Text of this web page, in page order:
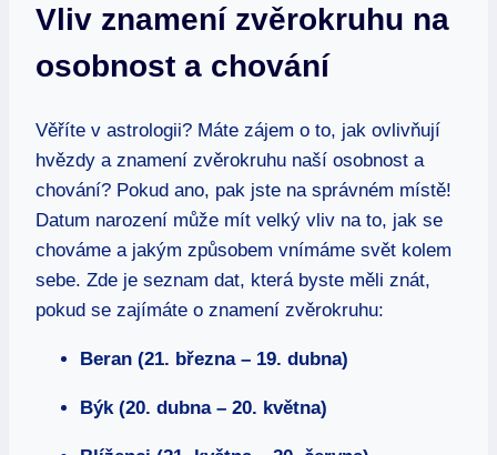
Vliv⁤ znamení zvěrokruhu na‌
osobnost a ‌chování
Věříte v astrologii? Máte zájem o to, ⁢jak ovlivňují
hvězdy a ⁤znamení zvěrokruhu naší osobnost a
chování?‍ Pokud ano, pak jste na ‌správném místě!
Datum narození může mít velký ‌vliv na to,⁤ jak se
chováme‌ a jakým způsobem ⁢vnímáme svět kolem
sebe. Zde je seznam dat, která ‍byste měli znát,
pokud se zajímáte o znamení ‌zvěrokruhu:
Beran (21. března⁣ – 19. dubna)
Býk (20. dubna – 20. května)